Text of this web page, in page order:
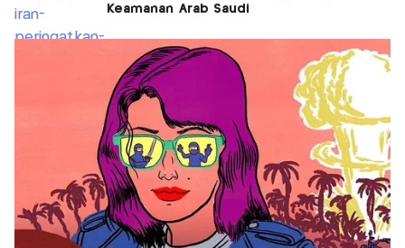
Keamanan Arab Saudi